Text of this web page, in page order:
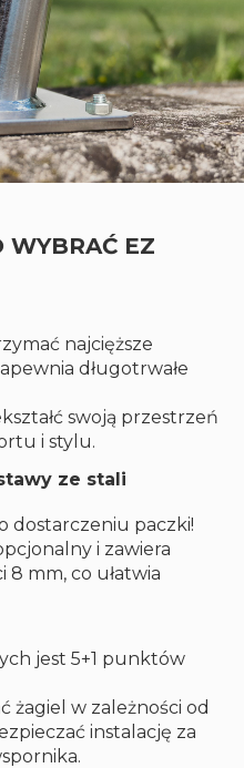
WYBRAĆ EZ
najcięższe
długotrwałe
swoją przestrzeń
i stylu.
ze stali
dostarczeniu paczki!
i zawiera
8 mm, co ułatwia
jest 5+1 punktów
żagiel w zależności od
instalację za